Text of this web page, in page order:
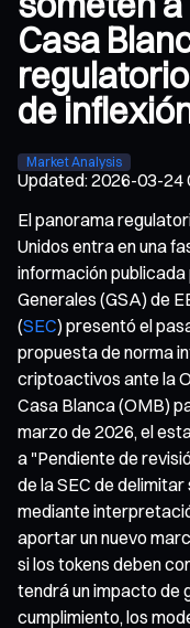
Casa
de
Market Analysis
Updated:2026-03-24
El panorama
Unidos entra en una
información
Generales (GSA) de
(SEC) presentó el
propuesta de norma
criptoactivos ante la
Casa Blanca (OMB)
marzo de 2026, el
a "Pendiente de
de la SEC de
mediante
aportar un nuevo
si los tokens deben
tendrá un impacto de
cumplimiento, los